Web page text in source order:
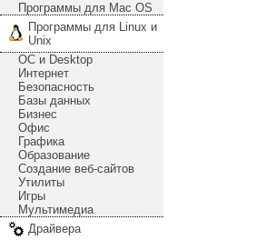
Программы для Mac OS
Программы для Linux и
Unix
ОС и Desktop
Интернет
Безопасность
Базы данных
Бизнес
Офис
Графика
Образование
Создание веб-сайтов
Утилиты
Игры
Мультимедиа
Драйвера